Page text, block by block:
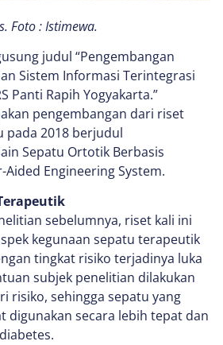
Foto : Istimewa.
judul “Pengembangan
Sistem Informasi Terintegrasi
Panti Rapih Yogyakarta.”
pengembangan dari riset
pada 2018 berjudul
Sepatu Ortotik Berbasis
Engineering System.
sebelumnya, riset kali ini
kegunaan sepatu terapeutik
tingkat risiko terjadinya luka
subjek penelitian dilakukan
risiko, sehingga sepatu yang
digunakan secara lebih tepat dan